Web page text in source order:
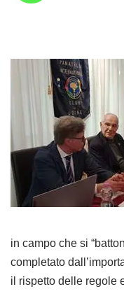
in campo che si
completato
il rispetto delle regole